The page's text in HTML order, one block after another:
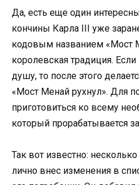
Да, есть еще один
кончины Карла III уже
кодовым названием «Мост
королевская традиция.
душу, то после этого
«Мост Менай рухнул». Для
приготовиться ко всему
который прорабатывается
Так вот известно:
лично внес изменения в